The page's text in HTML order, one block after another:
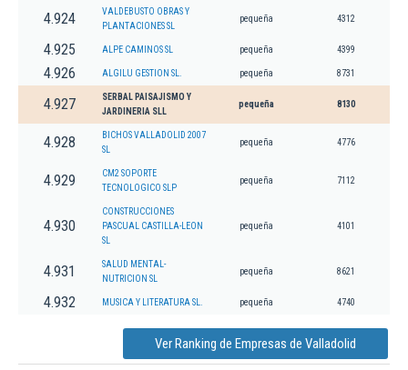
4.924
VALDEBUSTO OBRAS Y
PLANTACIONES SL
pequeña 4312
4.925 ALPE CAMINOS SL pequeña 4399
4.926 ALGILU GESTION SL. pequeña 8731
4.927
SERBAL PAISAJISMO Y
JARDINERIA SLL
pequeña 8130
4.928
BICHOS VALLADOLID 2007
SL
pequeña 4776
4.929
CM2 SOPORTE
TECNOLOGICO SLP
pequeña 7112
4.930
CONSTRUCCIONES
PASCUAL CASTILLA-LEON
SL
pequeña 4101
4.931
SALUD MENTAL-
NUTRICION SL
pequeña 8621
4.932 MUSICA Y LITERATURA SL. pequeña 4740
Ver Ranking de Empresas de Valladolid